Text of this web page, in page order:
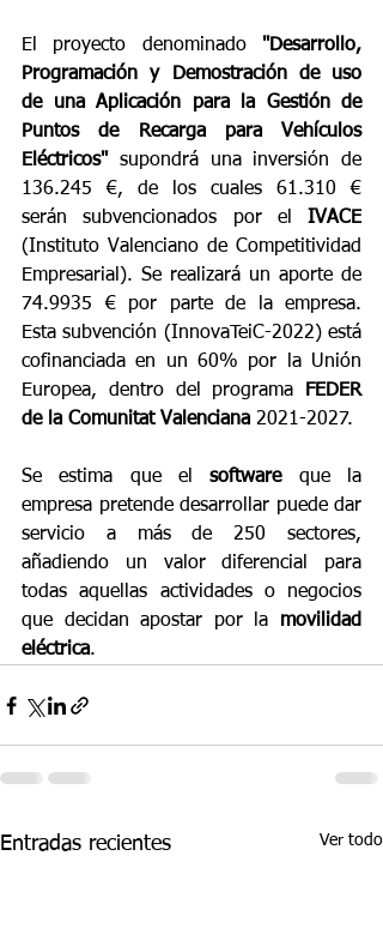
El proyecto denominado "Desarrollo,
Programación y Demostración de uso
de una Aplicación para la Gestión de
Puntos de Recarga para Vehículos
Eléctricos" supondrá una inversión de
136.245 €, de los cuales 61.310 €
serán subvencionados por el IVACE
(Instituto Valenciano de Competitividad
Empresarial). Se realizará un aporte de
74.9935 € por parte de la empresa.
Esta subvención (InnovaTeiC-2022) está
cofinanciada en un 60% por la Unión
Europea, dentro del programa
FEDER
de la Comunitat Valenciana 2021-2027.
Se estima que el software que la
empresa pretende desarrollar puede dar
servicio a más de 250 sectores,
añadiendo un valor diferencial para
todas aquellas actividades o negocios
que decidan apostar por la movilidad
eléctrica.
Entradas recientes Ver todo